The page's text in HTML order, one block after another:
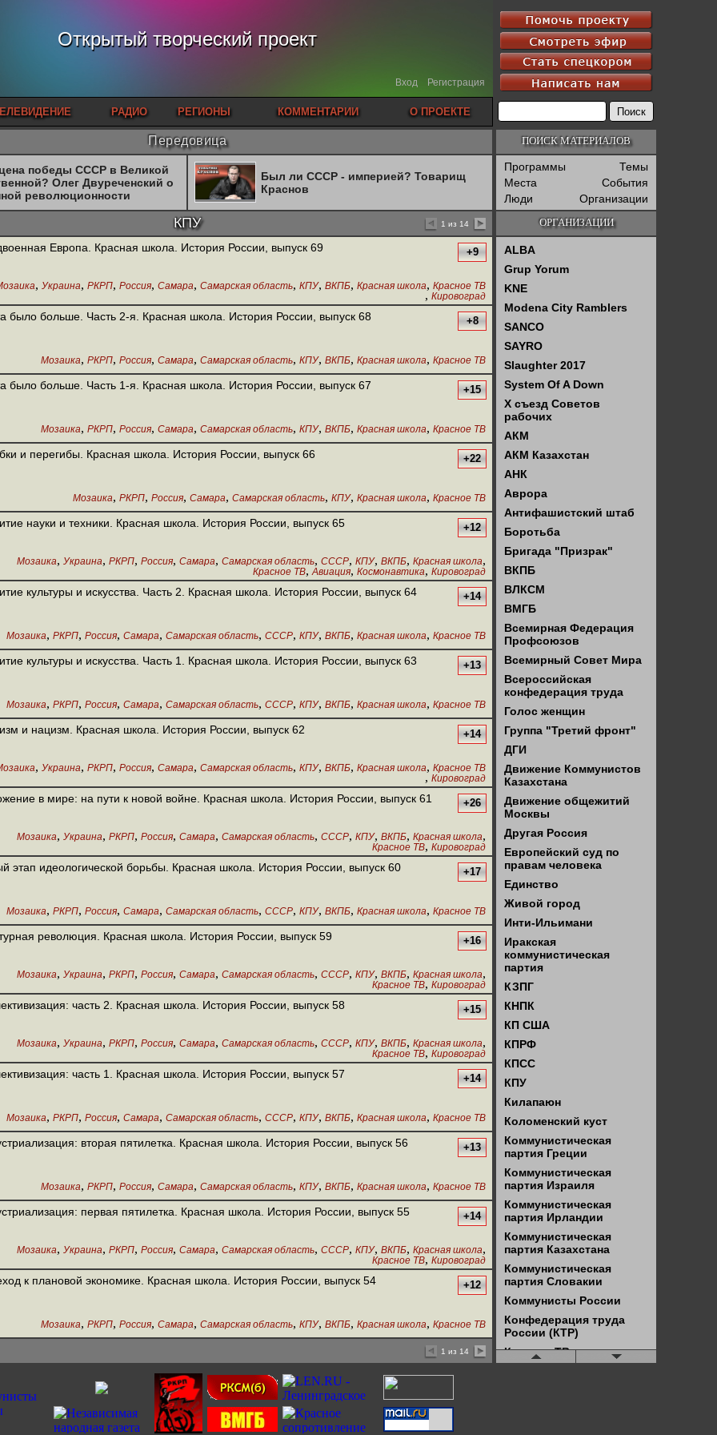
Открытый творческий проект
Вход Регистрация
РАДИО РЕГИОНЫ КОММЕНТАРИИ О ПРОЕКТЕ
Передовица
победы СССР в Великой
Олег Двуреченский о
революционности
Был ли СССР - империей? Товарищ
Краснов
КПУ 1 из 14
Европа. Красная школа. История России, выпуск 69 +9
, Украина, РКРП, Россия, Самара, Самарская область, КПУ, ВКПБ, Красная школа, Красное ТВ
, Кировоград
было больше. Часть 2-я. Красная школа. История России, выпуск 68 +8
Мозаика, РКРП, Россия, Самара, Самарская область, КПУ, ВКПБ, Красная школа, Красное ТВ
было больше. Часть 1-я. Красная школа. История России, выпуск 67 +15
Мозаика, РКРП, Россия, Самара, Самарская область, КПУ, ВКПБ, Красная школа, Красное ТВ
и перегибы. Красная школа. История России, выпуск 66 +22
Мозаика, РКРП, Россия, Самара, Самарская область, КПУ, Красная школа, Красное ТВ
науки и техники. Красная школа. История России, выпуск 65 +12
Мозаика, Украина, РКРП, Россия, Самара, Самарская область, СССР, КПУ, ВКПБ, Красная школа,
Красное ТВ, Авиация, Космонавтика, Кировоград
культуры и искусства. Часть 2. Красная школа. История России, выпуск 64 +14
Мозаика, РКРП, Россия, Самара, Самарская область, СССР, КПУ, ВКПБ, Красная школа, Красное ТВ
культуры и искусства. Часть 1. Красная школа. История России, выпуск 63 +13
Мозаика, РКРП, Россия, Самара, Самарская область, СССР, КПУ, ВКПБ, Красная школа, Красное ТВ
и нацизм. Красная школа. История России, выпуск 62 +14
, Украина, РКРП, Россия, Самара, Самарская область, КПУ, ВКПБ, Красная школа, Красное ТВ
, Кировоград
в мире: на пути к новой войне. Красная школа. История России, выпуск 61 +26
Мозаика, Украина, РКРП, Россия, Самара, Самарская область, СССР, КПУ, ВКПБ, Красная школа,
Красное ТВ, Кировоград
этап идеологической борьбы. Красная школа. История России, выпуск 60 +17
Мозаика, РКРП, Россия, Самара, Самарская область, СССР, КПУ, ВКПБ, Красная школа, Красное ТВ
революция. Красная школа. История России, выпуск 59 +16
Мозаика, Украина, РКРП, Россия, Самара, Самарская область, СССР, КПУ, ВКПБ, Красная школа,
Красное ТВ, Кировоград
часть 2. Красная школа. История России, выпуск 58 +15
Мозаика, Украина, РКРП, Россия, Самара, Самарская область, СССР, КПУ, ВКПБ, Красная школа,
Красное ТВ, Кировоград
часть 1. Красная школа. История России, выпуск 57 +14
Мозаика, РКРП, Россия, Самара, Самарская область, СССР, КПУ, ВКПБ, Красная школа, Красное ТВ
вторая пятилетка. Красная школа. История России, выпуск 56 +13
Мозаика, РКРП, Россия, Самара, Самарская область, КПУ, ВКПБ, Красная школа, Красное ТВ
первая пятилетка. Красная школа. История России, выпуск 55 +14
Мозаика, Украина, РКРП, Россия, Самара, Самарская область, СССР, КПУ, ВКПБ, Красная школа,
Красное ТВ, Кировоград
к плановой экономике. Красная школа. История России, выпуск 54 +12
Мозаика, РКРП, Россия, Самара, Самарская область, КПУ, ВКПБ, Красная школа, Красное ТВ
1 из 14
ПОИСК МАТЕРИАЛОВ
Программы
Темы
Места
События
Люди
Организации
ОРГАНИЗАЦИИ
ALBA
Grup Yorum
KNE
Modena City Ramblers
SANCO
SAYRO
Slaughter 2017
System Of A Down
X съезд Советов
рабочих
АКМ
АКМ Казахстан
АНК
Аврора
Антифашистский штаб
Боротьба
Бригада "Призрак"
ВКПБ
ВЛКСМ
ВМГБ
Всемирная Федерация
Профсоюзов
Всемирный Совет Мира
Всероссийская
конфедерация труда
Голос женщин
Группа "Третий фронт"
ДГИ
Движение Коммунистов
Казахстана
Движение общежитий
Москвы
Другая Россия
Европейский суд по
правам человека
Единство
Живой город
Инти-Ильимани
Иракская
коммунистическая
партия
КЗПГ
КНПК
КП США
КПРФ
КПСС
КПУ
Килапаюн
Коломенский куст
Коммунистическая
партия Греции
Коммунистическая
партия Израиля
Коммунистическая
партия Ирландии
Коммунистическая
партия Казахстана
Коммунистическая
партия Словакии
Коммунисты России
Конфедерация труда
России (КТР)
Красное ТВ